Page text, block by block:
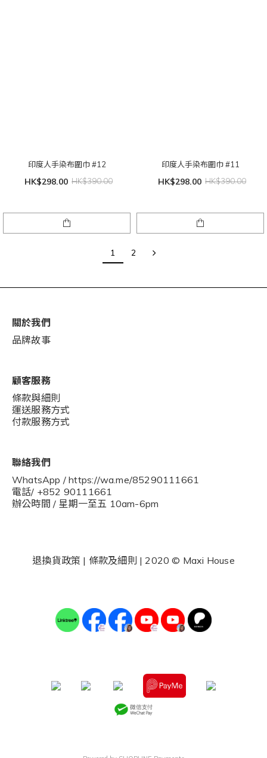
印度人手染布圍巾 #12
HK$298.00 HK$390.00
印度人手染布圍巾 #11
HK$298.00 HK$390.00
1 2
關於我們
品牌故事
顧客服務
條款與細則
運送服務方式
付款服務方式
聯絡我們
WhatsApp / https://wa.me/85290111661
電話/ +852 90111661
辦公時間 / 星期一至五 10am-6pm
退換貨政策 | 條款及細則 | 2020 © Maxi House